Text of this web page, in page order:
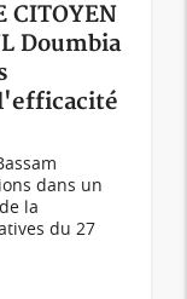
Doumbia
dans un
la
du 27